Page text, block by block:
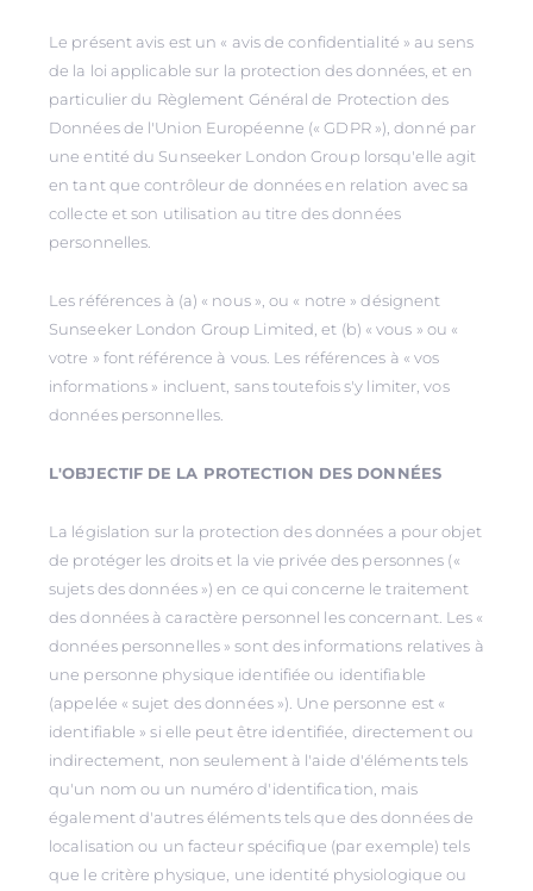
Le présent avis est un « avis de confidentialité » au sens
de la loi applicable sur la protection des données, et en
particulier du Règlement Général de Protection des
Données de l'Union Européenne (« GDPR »), donné par
une entité du Sunseeker London Group lorsqu'elle agit
en tant que contrôleur de données en relation avec sa
collecte et son utilisation au titre des données
personnelles.
Les références à (a) « nous », ou « notre » désignent
Sunseeker London Group Limited, et (b) « vous » ou «
votre » font référence à vous. Les références à « vos
informations » incluent, sans toutefois s'y limiter, vos
données personnelles.
L'OBJECTIF DE LA PROTECTION DES DONNÉES
La législation sur la protection des données a pour objet
de protéger les droits et la vie privée des personnes («
sujets des données ») en ce qui concerne le traitement
des données à caractère personnel les concernant. Les «
données personnelles » sont des informations relatives à
une personne physique identifiée ou identifiable
(appelée « sujet des données »). Une personne est «
identifiable » si elle peut être identifiée, directement ou
indirectement, non seulement à l'aide d'éléments tels
qu'un nom ou un numéro d'identification, mais
également d'autres éléments tels que des données de
localisation ou un facteur spécifique (par exemple) tels
que le critère physique, une identité physiologique ou